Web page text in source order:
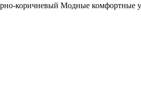
коричневый Модные комфортные